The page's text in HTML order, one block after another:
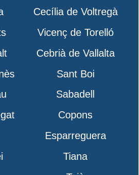
Cecília de Voltregà
Vicenç de Torelló
Cebrià de Vallalta
Sant Boi
Sabadell
Copons
Esparreguera
Tiana